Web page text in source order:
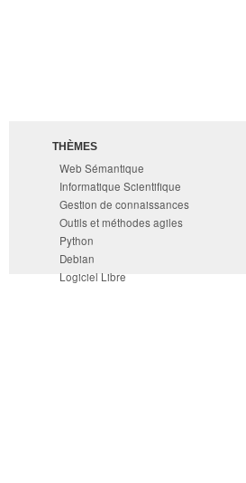
THÈMES
Web Sémantique
Informatique Scientifique
Gestion de connaissances
Outils et méthodes agiles
Python
Debian
Logiciel Libre